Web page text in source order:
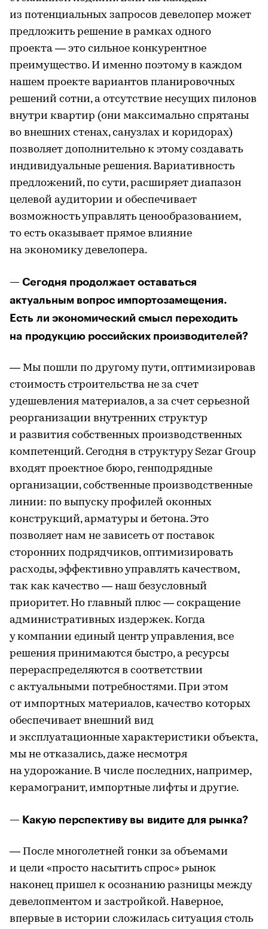
из потенциальных запросов девелопер может
предложить решение в рамках одного
проекта — это сильное конкурентное
преимущество. И именно поэтому в каждом
нашем проекте вариантов планировочных
решений сотни, а отсутствие несущих пилонов
внутри квартир (они максимально спрятаны
во внешних стенах, санузлах и коридорах)
позволяет дополнительно к этому создавать
индивидуальные решения. Вариативность
предложений, по сути, расширяет диапазон
целевой аудитории и обеспечивает
возможность управлять ценообразованием,
то есть оказывает прямое влияние
на экономику девелопера.
— Сегодня продолжает оставаться
актуальным вопрос импортозамещения.
Есть ли экономический смысл переходить
на продукцию российских производителей?
— Мы пошли по другому пути, оптимизировав
стоимость строительства не за счет
удешевления материалов, а за счет серьезной
реорганизации внутренних структур
и развития собственных производственных
компетенций. Сегодня в структуру Sezar Group
входят проектное бюро, генподрядные
организации, собственные производственные
линии: по выпуску профилей оконных
конструкций, арматуры и бетона. Это
позволяет нам не зависеть от поставок
сторонних подрядчиков, оптимизировать
расходы, эффективно управлять качеством,
так как качество — наш безусловный
приоритет. Но главный плюс — сокращение
административных издержек. Когда
у компании единый центр управления, все
решения принимаются быстро, а ресурсы
перераспределяются в соответствии
с актуальными потребностями. При этом
от импортных материалов, качество которых
обеспечивает внешний вид
и эксплуатационные характеристики объекта,
мы не отказались, даже несмотря
на удорожание. В числе последних, например,
керамогранит, импортные лифты и другие.
— Какую перспективу вы видите для рынка?
— После многолетней гонки за объемами
и цели «просто насытить спрос» рынок
наконец пришел к осознанию разницы между
девелопментом и застройкой. Наверное,
впервые в истории сложилась ситуация столь